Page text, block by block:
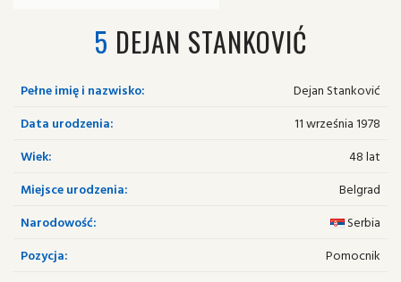
5 DEJAN STANKOVIĆ
Pełne imię i nazwisko:
Dejan Stanković
Data urodzenia:
11 września 1978
Wiek:
48 lat
Miejsce urodzenia:
Belgrad
Narodowość:
Serbia
Pozycja:
Pomocnik